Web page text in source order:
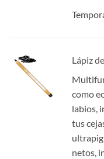
Lápiz
como
labios,
tus
netos,